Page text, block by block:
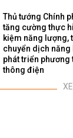
Thủ tướng Chính
tăng cường thực
kiệm năng lượng,
chuyển dịch năng
phát triển phương
thông điện